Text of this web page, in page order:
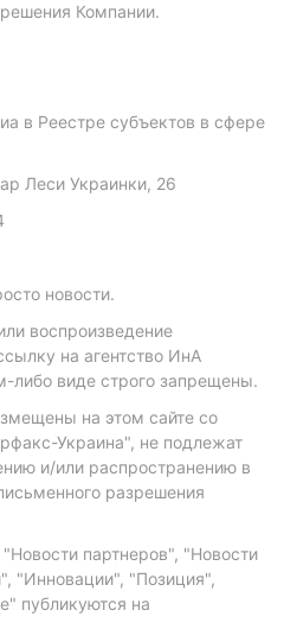
Компании.
в Реестре субъектов в сфере
Леси Украинки, 26
новости.
воспроизведение
на агентство ИнА
либо виде строго запрещены.
на этом сайте со
Украина", не подлежат
и/или распространению в
разрешения
партнеров", "Новости
"Инновации", "Позиция",
публикуются на